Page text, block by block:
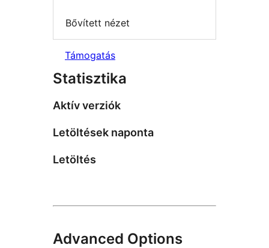
Bővített nézet
Támogatás
Statisztika
Aktív verziók
Letöltések naponta
Letöltés
Advanced Options